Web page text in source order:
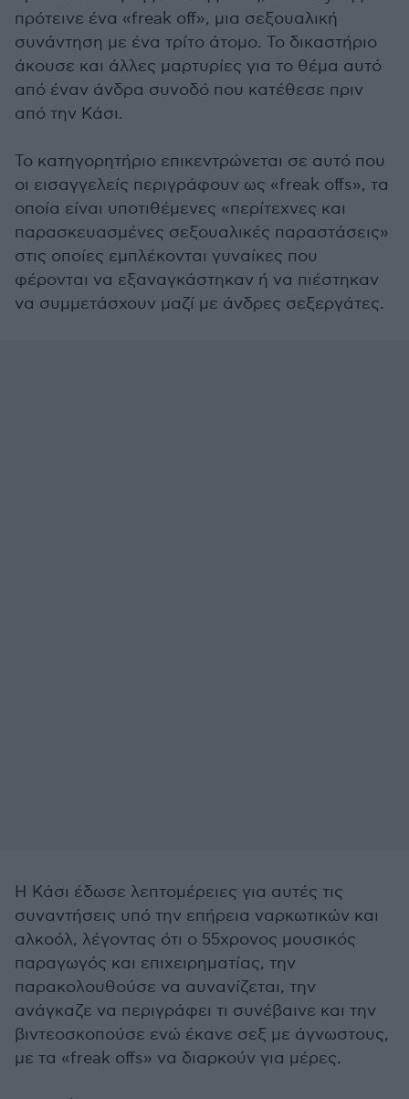
πρότεινε ένα «freak off», μια σεξουαλική
συνάντηση με ένα τρίτο άτομο. Το δικαστήριο
άκουσε και άλλες μαρτυρίες για το θέμα αυτό
από έναν άνδρα συνοδό που κατέθεσε πριν
από την Κάσι.
Το κατηγορητήριο επικεντρώνεται σε αυτό που
οι εισαγγελείς περιγράφουν ως «freak offs», τα
οποία είναι υποτιθέμενες «περίτεχνες και
παρασκευασμένες σεξουαλικές παραστάσεις»
στις οποίες εμπλέκονται γυναίκες που
φέρονται να εξαναγκάστηκαν ή να πιέστηκαν
να συμμετάσχουν μαζί με άνδρες σεξεργάτες.
Η Κάσι έδωσε λεπτομέρειες για αυτές τις
συναντήσεις υπό την επήρεια ναρκωτικών και
αλκοόλ, λέγοντας ότι ο 55χρονος μουσικός
παραγωγός και επιχειρηματίας, την
παρακολουθούσε να αυνανίζεται, την
ανάγκαζε να περιγράφει τι συνέβαινε και την
βιντεοσκοπούσε ενώ έκανε σεξ με άγνωστους,
με τα «freak offs» να διαρκούν για μέρες.